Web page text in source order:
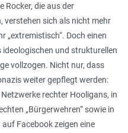
Rocker, die aus der
verstehen sich als nicht mehr
„extremistisch“. Doch einen
ideologischen und strukturellen
vollzogen. Nicht nur, dass
weiter gepflegt werden:
Netzwerke rechter Hooligans, in
„Bürgerwehren“ sowie in
Facebook zeigen eine